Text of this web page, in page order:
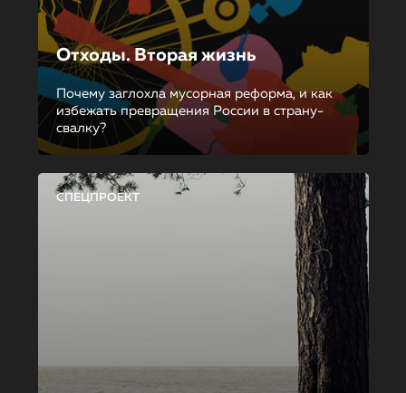
Отходы. Вторая жизнь
Почему заглохла мусорная реформа, и как
избежать превращения России в страну-
свалку?
СПЕЦПРОЕКТ